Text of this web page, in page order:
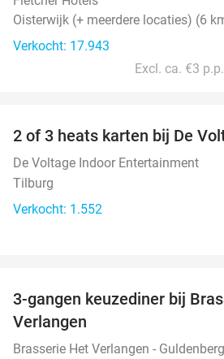
Oisterwijk (+ meerdere locaties) (6
Verkocht: 17.943
Excl. ca. €3
2 of 3 heats karten bij De
De Voltage Indoor Entertainment
Tilburg
Verkocht: 1.552
3-gangen keuzediner bij
Verlangen
Brasserie Het Verlangen - Guldenberg